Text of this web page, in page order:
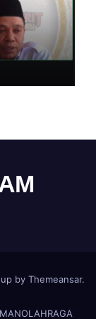
dan
by Themeansar.
OLAHRAGA